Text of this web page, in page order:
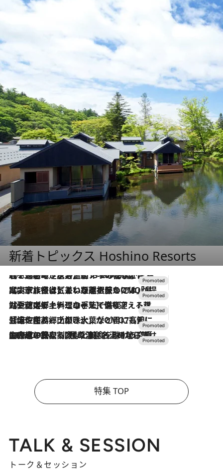
新着トピックス Hoshino Resorts
2026.8.7
【トンボの足水浴】ヒノキの香りに包まれて涼感マックス！約13℃の湧水かけ流しを避暑地「星野温泉 トンボの湯」で体験
2026.7.31
【ホテル帰省】という選択肢をOMOが提案。家族とほどよい距離を保つには「昼は実家、夜は気兼ねなくホテルで！」
2026.7.24
【夏限定ディナーコース】旬を迎える稚鮎や花ズッキーニなどをイタリア・トスカーナの郷土料理の手法で満喫！
2026.7.17
「土佐和ハーブかき氷」がOMO7高知に登場！生姜、山椒、大葉など目にも舌にも涼を呼ぶ郷土の味
2026.7.10
NEW OPEN！【界 草津】名湯の地に誕生。趣の異なる2種の温泉と上州ならではの会席・蕎麦割烹など美食を味わう究極の癒やし旅
特集 TOP
TALK & SESSION
トーク＆セッション